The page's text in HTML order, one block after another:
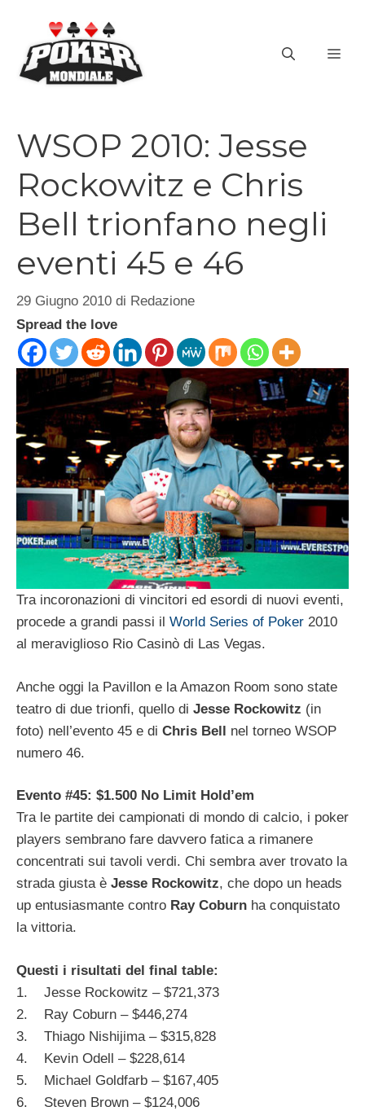
contenuto
WSOP 2010: Jesse
Rockowitz e Chris
Bell trionfano negli
eventi 45 e 46
29 Giugno 2010 di Redazione
Spread the love
Tra incoronazioni di vincitori ed esordi di nuovi eventi,
procede a grandi passi il World Series of Poker 2010
al meraviglioso Rio Casinò di Las Vegas.
Anche oggi la Pavillon e la Amazon Room sono state
teatro di due trionfi, quello di Jesse Rockowitz (in
foto) nell’evento 45 e di Chris Bell nel torneo WSOP
numero 46.
Evento #45: $1.500 No Limit Hold’em
Tra le partite dei campionati di mondo di calcio, i poker
players sembrano fare davvero fatica a rimanere
concentrati sui tavoli verdi. Chi sembra aver trovato la
strada giusta è Jesse Rockowitz, che dopo un heads
up entusiasmante contro Ray Coburn ha conquistato
la vittoria.
Questi i risultati del final table:
1. Jesse Rockowitz – $721,373
2. Ray Coburn – $446,274
3. Thiago Nishijima – $315,828
4. Kevin Odell – $228,614
5. Michael Goldfarb – $167,405
6. Steven Brown – $124,006